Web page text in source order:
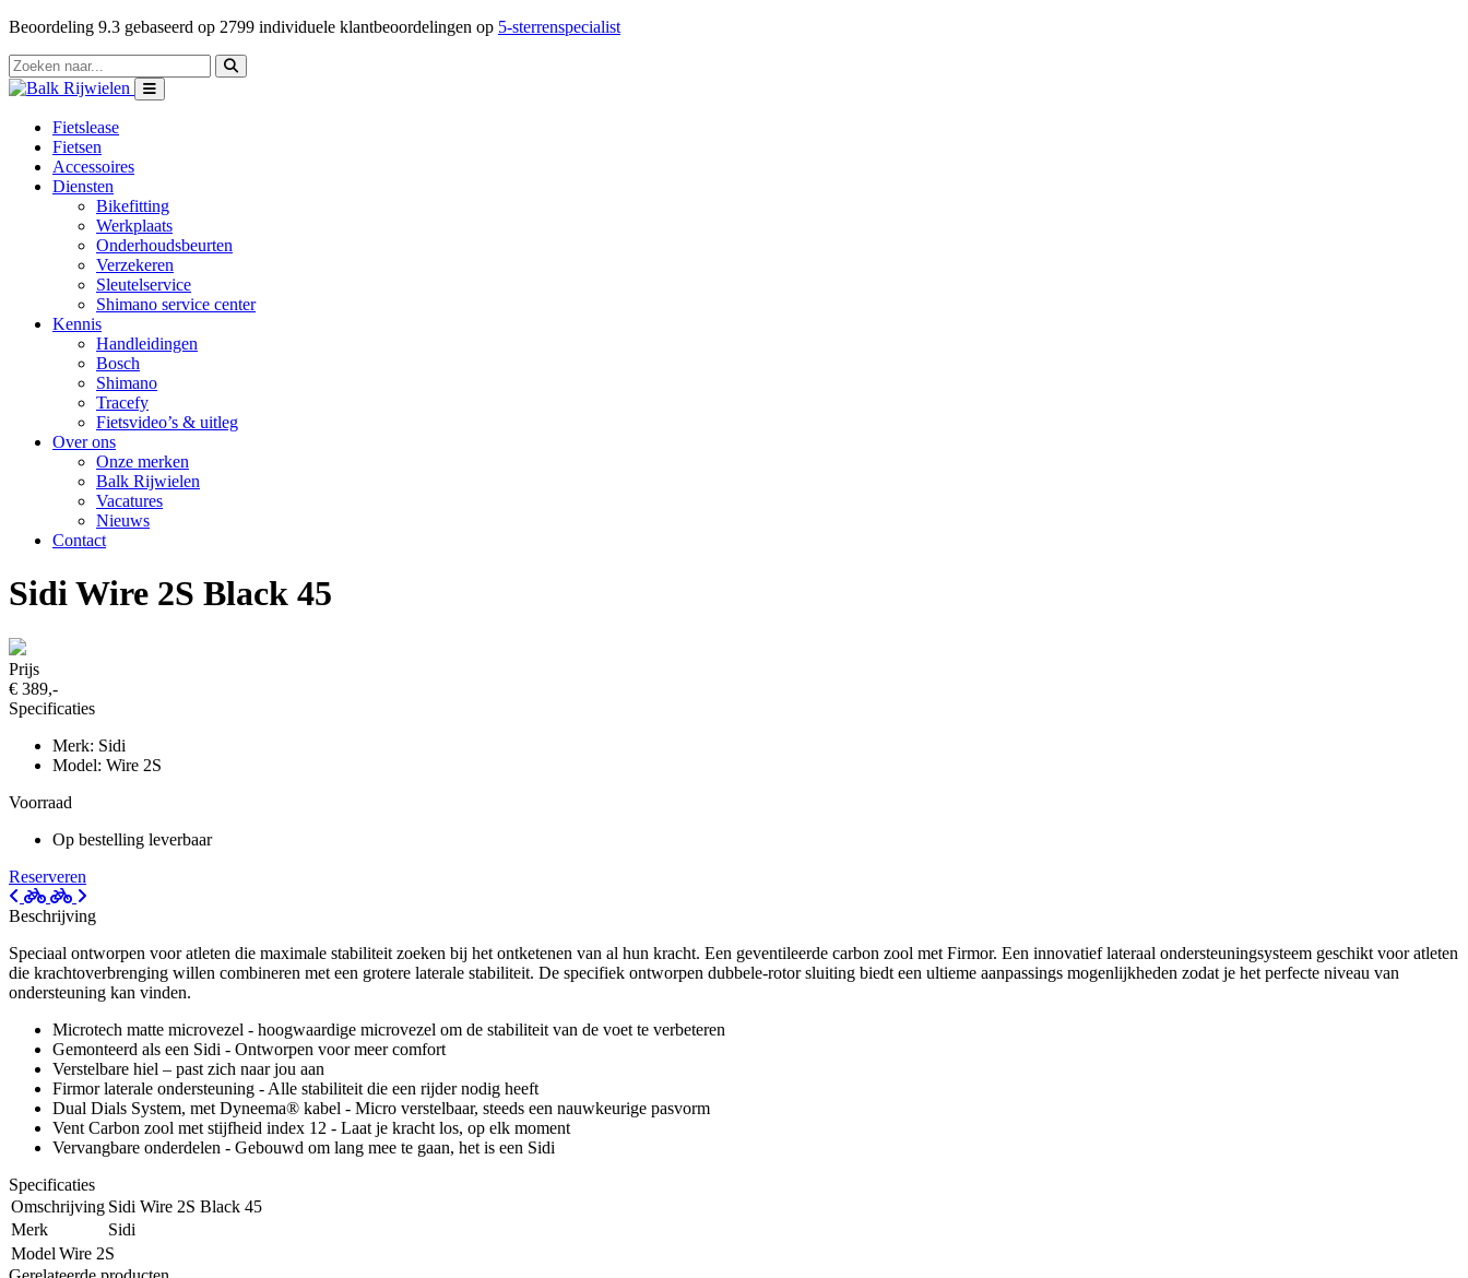
Beoordeling 9.3 gebaseerd op 2799 individuele klantbeoordelingen op 5-sterrenspecialist
Fietslease
Fietsen
Accessoires
Diensten
Bikefitting
Werkplaats
Onderhoudsbeurten
Verzekeren
Sleutelservice
Shimano service center
Kennis
Handleidingen
Bosch
Shimano
Tracefy
Fietsvideo’s & uitleg
Over ons
Onze merken
Balk Rijwielen
Vacatures
Nieuws
Contact
Sidi Wire 2S Black 45
Prijs
€ 389,-
Specificaties
Merk: Sidi
Model: Wire 2S
Voorraad
Op bestelling leverbaar
Reserveren
Beschrijving
Speciaal ontworpen voor atleten die maximale stabiliteit zoeken bij het ontketenen van al hun kracht. Een geventileerde carbon zool met Firmor. Een innovatief lateraal ondersteuningsysteem geschikt voor atleten
die krachtoverbrenging willen combineren met een grotere laterale stabiliteit. De specifiek ontworpen dubbele-rotor sluiting biedt een ultieme aanpassings mogenlijkheden zodat je het perfecte niveau van
ondersteuning kan vinden.
Microtech matte microvezel - hoogwaardige microvezel om de stabiliteit van de voet te verbeteren
Gemonteerd als een Sidi - Ontworpen voor meer comfort
Verstelbare hiel – past zich naar jou aan
Firmor laterale ondersteuning - Alle stabiliteit die een rijder nodig heeft
Dual Dials System, met Dyneema® kabel - Micro verstelbaar, steeds een nauwkeurige pasvorm
Vent Carbon zool met stijfheid index 12 - Laat je kracht los, op elk moment
Vervangbare onderdelen - Gebouwd om lang mee te gaan, het is een Sidi
Specificaties
Omschrijving Sidi Wire 2S Black 45
Merk
Sidi
Model Wire 2S